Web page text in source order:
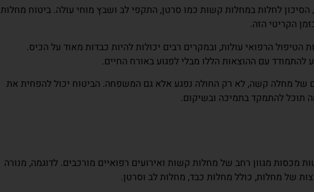
הסיכון לחלות במחלות קשות כמו סרטן, התקפי לב ושבץ מוחי עולה. ביטוח מחלות
הקריטי הזה.
הטיפול הרפואי עולות, ובמקרים רבים יכולות להיות כבדות מאוד על הכיס.
להתמודד עם ההוצאות הללו מבלי לפגוע באורח החיים.
של מחלה קשה, לא רק החולה נפגע אלא גם המשפחה. הביטוח יכול להפחית את
תוכל להתמקד בתמיכה ובשיקום.
מכסות מגוון רחב של מחלות קשות ואירועים רפואיים מורכבים. לדוגמה, מנורה
של מחלות, כולל מחלות כבד, מחלות לב וסרטן.